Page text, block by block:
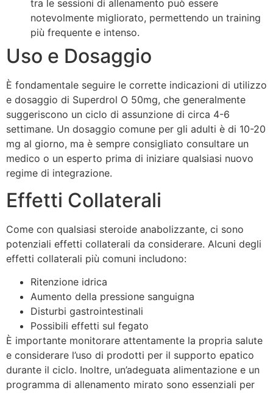
tra le sessioni di allenamento può essere
notevolmente migliorato, permettendo un training
più frequente e intenso.
Uso e Dosaggio
È fondamentale seguire le corrette indicazioni di utilizzo
e dosaggio di Superdrol O 50mg, che generalmente
suggeriscono un ciclo di assunzione di circa 4-6
settimane. Un dosaggio comune per gli adulti è di 10-20
mg al giorno, ma è sempre consigliato consultare un
medico o un esperto prima di iniziare qualsiasi nuovo
regime di integrazione.
Effetti Collaterali
Come con qualsiasi steroide anabolizzante, ci sono
potenziali effetti collaterali da considerare. Alcuni degli
effetti collaterali più comuni includono:
Ritenzione idrica
Aumento della pressione sanguigna
Disturbi gastrointestinali
Possibili effetti sul fegato
È importante monitorare attentamente la propria salute
e considerare l’uso di prodotti per il supporto epatico
durante il ciclo. Inoltre, un’adeguata alimentazione e un
programma di allenamento mirato sono essenziali per